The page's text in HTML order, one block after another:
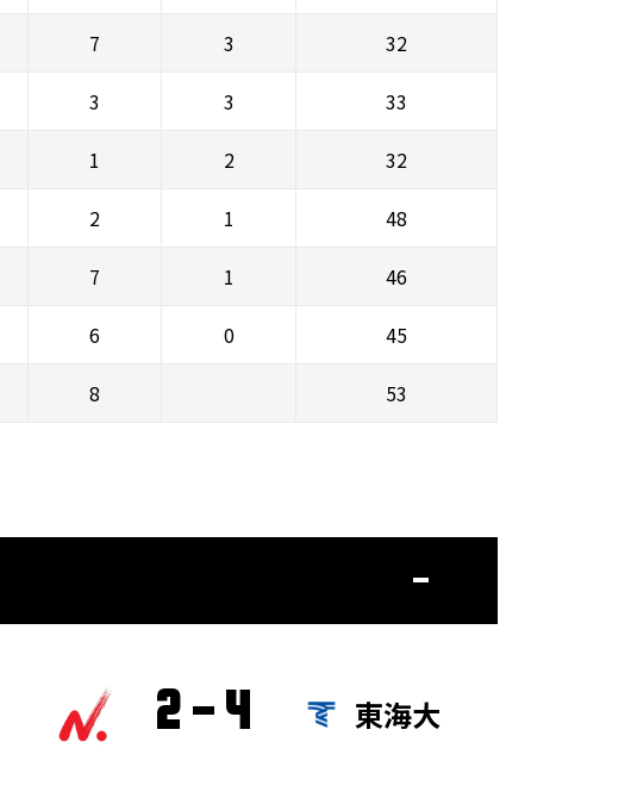
7 3 32
3 3 33
1 2 32
2 1 48
7 1 46
6 0 45
8 53
2 - 4 東海大